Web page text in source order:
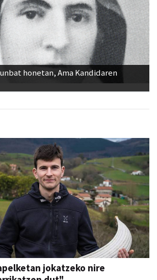
honetan, Ama Kandidaren
jokatzeko nire